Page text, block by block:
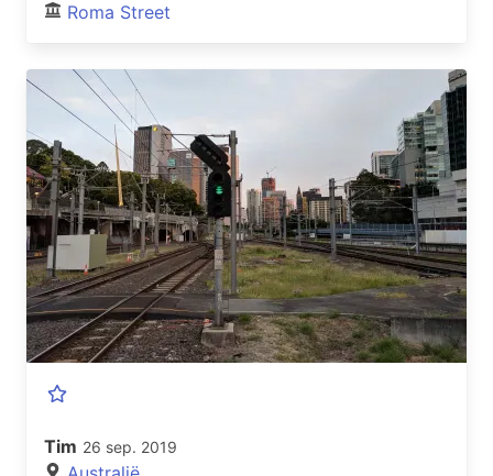
Roma Street
Tim 26 sep. 2019